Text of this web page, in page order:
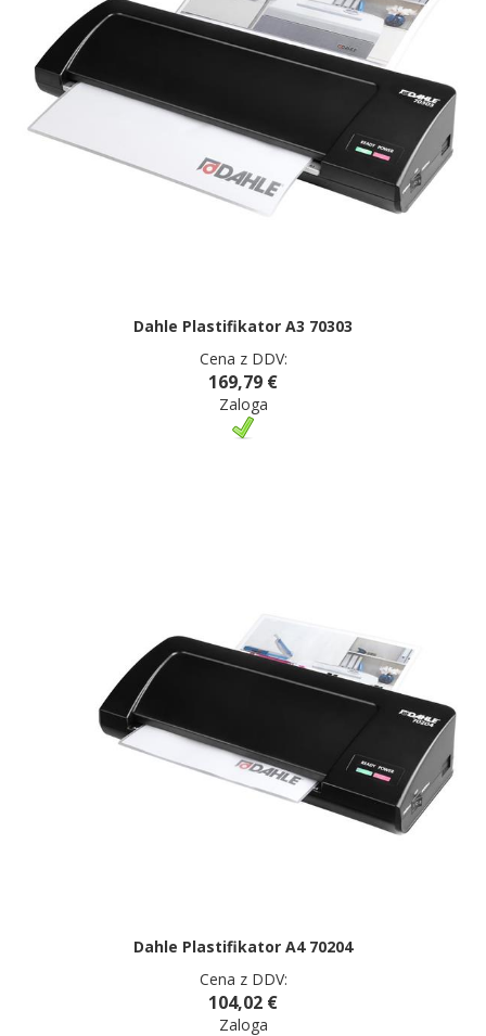
Dahle Plastifikator A3 70303
Cena z DDV:
169,79 €
Zaloga
Dahle Plastifikator A4 70204
Cena z DDV:
104,02 €
Zaloga